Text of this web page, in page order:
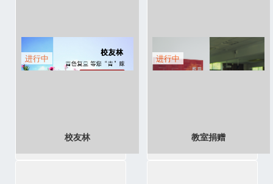
进行中
校友林
进行中
教室捐赠